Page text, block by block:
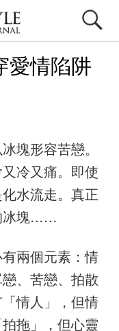
愛情陷阱
塊形容苦戀。
冷又痛。即使
水流走。真正
冰塊……
兩個元素：情
、苦戀、拍散
情人」，但情
拖」，但心靈